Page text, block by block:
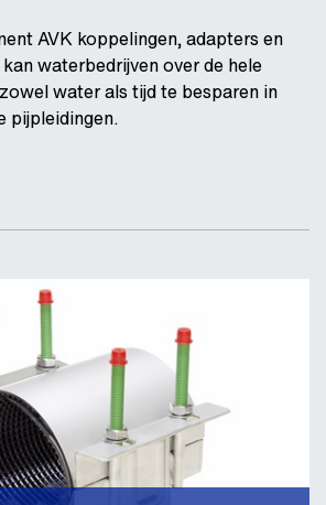
AVK koppelingen, adapters en
waterbedrijven over de hele
water als tijd te besparen in
pijpleidingen.